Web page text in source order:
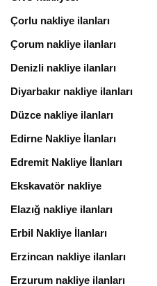
Çorlu nakliye ilanları
Çorum nakliye ilanları
Denizli nakliye ilanları
Diyarbakır nakliye ilanları
Düzce nakliye ilanları
Edirne Nakliye İlanları
Edremit Nakliye İlanları
Ekskavatör nakliye
Elazığ nakliye ilanları
Erbil Nakliye İlanları
Erzincan nakliye ilanları
Erzurum nakliye ilanları